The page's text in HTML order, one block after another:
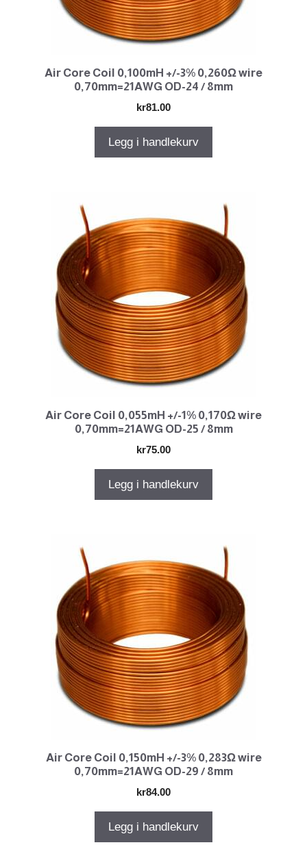
Air Core Coil 0,100mH +/-3% 0,260Ω wire
0,70mm=21AWG OD-24 / 8mm
kr81.00
Legg i handlekurv
Air Core Coil 0,055mH +/-1% 0,170Ω wire
0,70mm=21AWG OD-25 / 8mm
kr75.00
Legg i handlekurv
Air Core Coil 0,150mH +/-3% 0,283Ω wire
0,70mm=21AWG OD-29 / 8mm
kr84.00
Legg i handlekurv